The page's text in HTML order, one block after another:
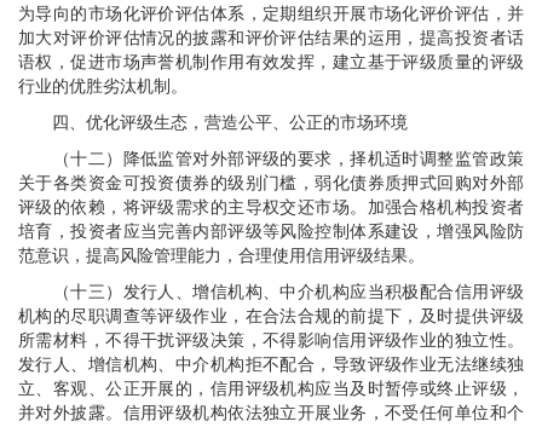
为导向的市场化评价评估体系，定期组织开展市场化评价评估，并
加大对评价评估情况的披露和评价评估结果的运用，提高投资者话
语权，促进市场声誉机制作用有效发挥，建立基于评级质量的评级
行业的优胜劣汰机制。
四、优化评级生态，营造公平、公正的市场环境
（十二）降低监管对外部评级的要求，择机适时调整监管政策
关于各类资金可投资债券的级别门槛，弱化债券质押式回购对外部
评级的依赖，将评级需求的主导权交还市场。加强合格机构投资者
培育，投资者应当完善内部评级等风险控制体系建设，增强风险防
范意识，提高风险管理能力，合理使用信用评级结果。
（十三）发行人、增信机构、中介机构应当积极配合信用评级
机构的尽职调查等评级作业，在合法合规的前提下，及时提供评级
所需材料，不得干扰评级决策，不得影响信用评级作业的独立性。
发行人、增信机构、中介机构拒不配合，导致评级作业无法继续独
立、客观、公正开展的，信用评级机构应当及时暂停或终止评级，
并对外披露。信用评级机构依法独立开展业务，不受任何单位和个